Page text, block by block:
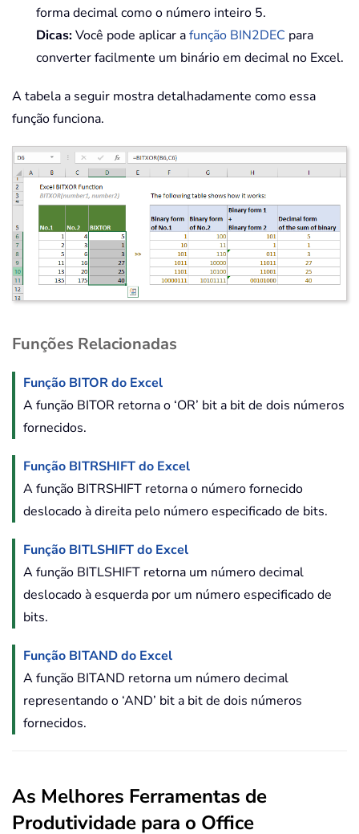
forma decimal como o número inteiro 5.
Dicas:Você pode aplicar afunção BIN2DEC para
converter facilmente um binário em decimal no Excel.
A tabela a seguir mostra detalhadamente como essa
função funciona.
Funções Relacionadas
Função BITOR do Excel
A função BITOR retorna o ‘OR’ bit a bit de dois números
fornecidos.
Função BITRSHIFT do Excel
A função BITRSHIFT retorna o número fornecido
deslocado à direita pelo número especificado de bits.
Função BITLSHIFT do Excel
A função BITLSHIFT retorna um número decimal
deslocado à esquerda por um número especificado de
bits.
Função BITAND do Excel
A função BITAND retorna um número decimal
representando o ‘AND’ bit a bit de dois números
fornecidos.
As Melhores Ferramentas de
Produtividade para o Office